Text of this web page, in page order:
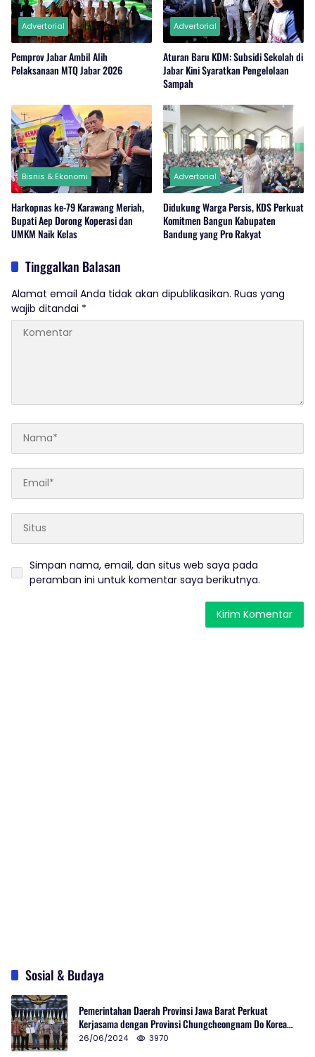
Advertorial
Pemprov Jabar Ambil Alih
Pelaksanaan MTQ Jabar 2026
Advertorial
Aturan Baru KDM: Subsidi Sekolah di
Jabar Kini Syaratkan Pengelolaan
Sampah
Bisnis & Ekonomi
Harkopnas ke-79 Karawang Meriah,
Bupati Aep Dorong Koperasi dan
UMKM Naik Kelas
Advertorial
Didukung Warga Persis, KDS Perkuat
Komitmen Bangun Kabupaten
Bandung yang Pro Rakyat
Tinggalkan Balasan
Alamat email Anda tidak akan dipublikasikan. Ruas yang
wajib ditandai *
Simpan nama, email, dan situs web saya pada
peramban ini untuk komentar saya berikutnya.
Sosial & Budaya
Pemerintahan Daerah Provinsi Jawa Barat Perkuat
Kerjasama dengan Provinsi Chungcheongnam Do Korea
Selatan
26/06/2024 3970